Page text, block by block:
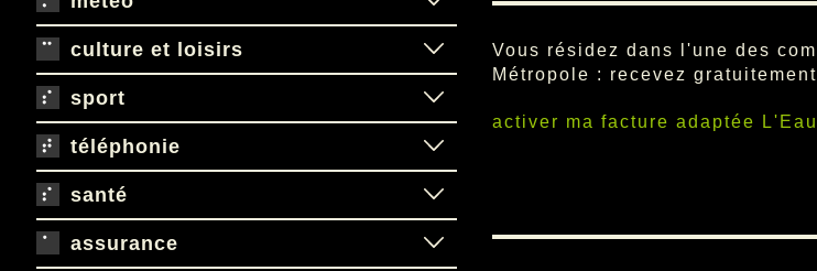
culture et loisirs
sport
téléphonie
santé
assurance
Vous résidez dans l'une des
Métropole : recevez
activer ma facture adaptée